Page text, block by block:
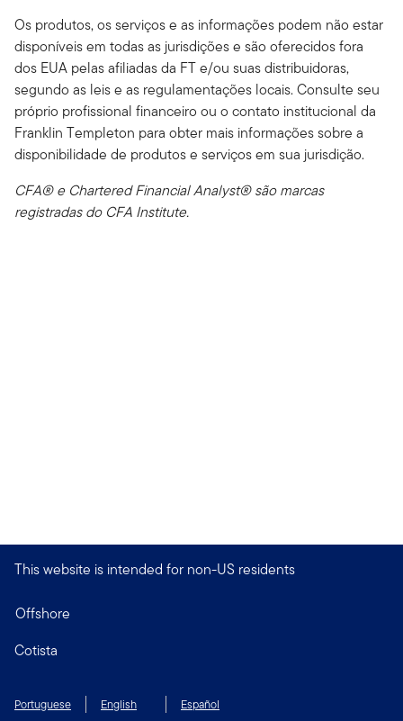
Os produtos, os serviços e as informações podem não estar
disponíveis em todas as jurisdições e são oferecidos fora
dos EUA pelas afiliadas da FT e/ou suas distribuidoras,
segundo as leis e as regulamentações locais. Consulte seu
próprio profissional financeiro ou o contato institucional da
Franklin Templeton para obter mais informações sobre a
disponibilidade de produtos e serviços em sua jurisdição.
CFA® e Chartered Financial Analyst® são marcas
registradas do CFA Institute.
This website is intended for non-US residents
Offshore
Cotista
Portuguese English Español